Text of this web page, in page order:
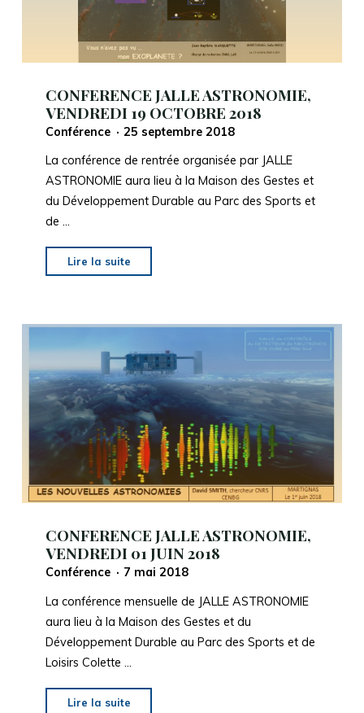
CONFERENCE JALLE ASTRONOMIE,
VENDREDI 19 OCTOBRE 2018
Conférence
25 septembre 2018
La conférence de rentrée organisée par JALLE
ASTRONOMIE aura lieu à la Maison des Gestes et
du Développement Durable au Parc des Sports et
de …
Lire la suite
JALLE
VENDREDI
OCTOBRE
2018"
CONFERENCE JALLE ASTRONOMIE,
VENDREDI 01 JUIN 2018
Conférence
7 mai 2018
La conférence mensuelle de JALLE ASTRONOMIE
aura lieu à la Maison des Gestes et du
Développement Durable au Parc des Sports et de
Loisirs Colette …
Lire la suite